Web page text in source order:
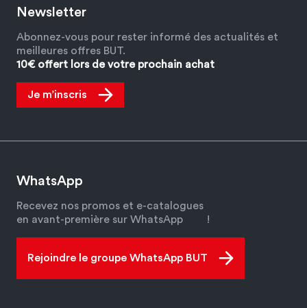
Newsletter
Abonnez-vous pour rester informé des actualités et
meilleures offres BUT.
10€ offert lors de votre prochain achat
Je m’inscris
WhatsApp
Recevez nos promos et e-catalogues
en avant-première sur WhatsApp
!
Rejoindre le groupe WhatsApp BUT